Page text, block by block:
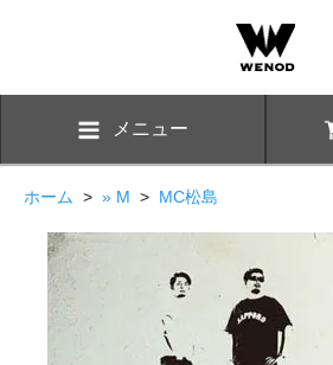
メニュー
ホーム > » M > MC松島